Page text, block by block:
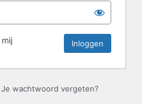
Je wachtwoord vergeten?